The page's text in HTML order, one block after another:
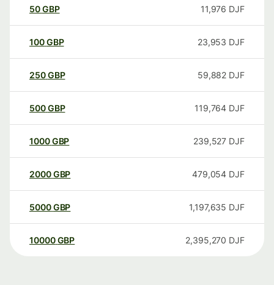
50GBP 11,976 DJF
100GBP 23,953 DJF
250GBP 59,882 DJF
500GBP 119,764 DJF
1000GBP 239,527 DJF
2000GBP 479,054 DJF
5000GBP 1,197,635 DJF
10000 GBP 2,395,270 DJF